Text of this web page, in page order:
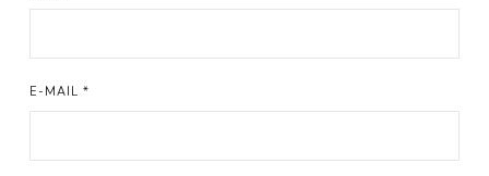
E-MAIL *